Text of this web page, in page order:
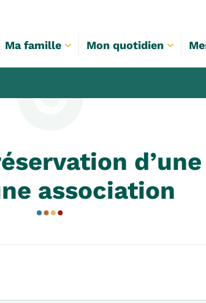
Ma famille Mon quotidien
association